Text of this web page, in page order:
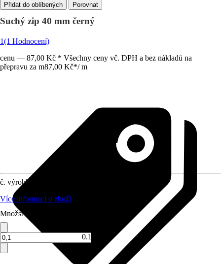
Porovnat
Suchý zip 40 mm černý
1(1 Hodnocení)
cenu — 87,00 Kč * Všechny ceny vč. DPH a bez nákladů na
přepravu za m87,00 Kč*/ m
č. výrobku
Více informací o zboží
Množství (m)
0.1 m